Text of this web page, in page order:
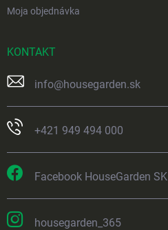
Moja objednávka
KONTAKT
info@housegarden.sk
+421 949 494 000
Facebook HouseGarden SK
housegarden_365